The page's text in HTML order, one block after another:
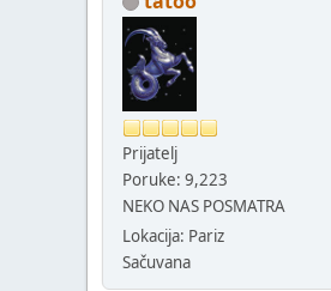
Prijatelj
Poruke: 9,223
NEKO NAS POSMATRA
Lokacija: Pariz
Sačuvana